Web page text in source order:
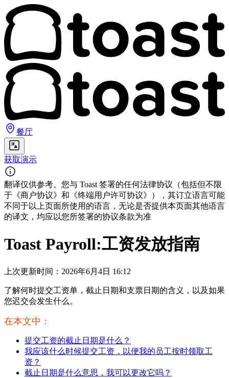
餐厅
获取演示
翻译仅供参考。您与 Toast 签署的任何法律协议（包括但不限
于《商户协议》和《终端用户许可协议》），其订立语言可能
不同于以上页面所使用的语言，无论是否提供本页面其他语言
的译文，均应以您所签署的协议条款为准
Toast Payroll:工资发放指南
上次更新时间：2026年6月4日 16:12
了解何时提交工资单，截止日期和支票日期的含义，以及如果
您迟交会发生什么。
在本文中：
提交工资的截止日期是什么？
我应该什么时候提交工资，以便我的员工按时领取工
资？
截止日期是什么意思，我可以更改它吗？